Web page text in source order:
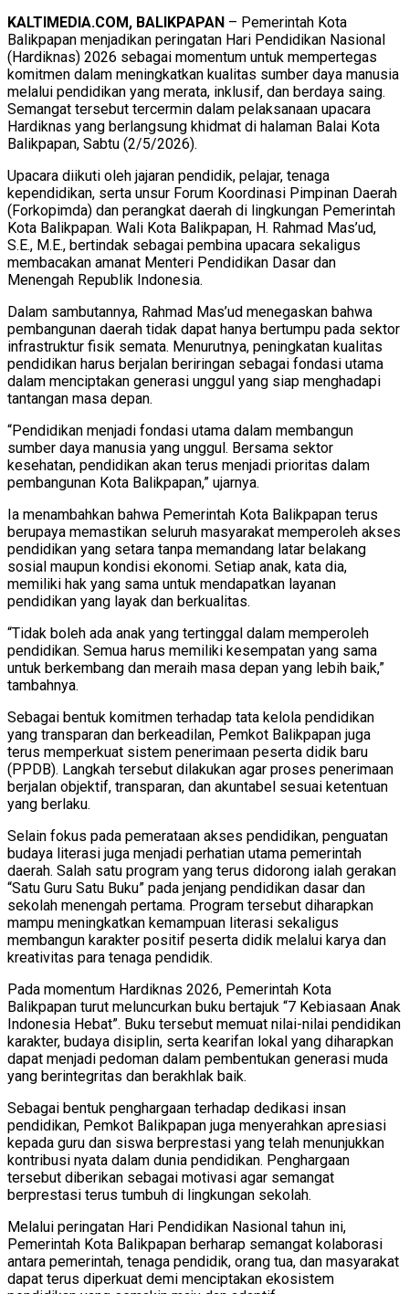
KALTIMEDIA.COM, BALIKPAPAN – Pemerintah Kota
Balikpapan menjadikan peringatan Hari Pendidikan Nasional
(Hardiknas) 2026 sebagai momentum untuk mempertegas
komitmen dalam meningkatkan kualitas sumber daya manusia
melalui pendidikan yang merata, inklusif, dan berdaya saing.
Semangat tersebut tercermin dalam pelaksanaan upacara
Hardiknas yang berlangsung khidmat di halaman Balai Kota
Balikpapan, Sabtu (2/5/2026).
Upacara diikuti oleh jajaran pendidik, pelajar, tenaga
kependidikan, serta unsur Forum Koordinasi Pimpinan Daerah
(Forkopimda) dan perangkat daerah di lingkungan Pemerintah
Kota Balikpapan. Wali Kota Balikpapan, H. Rahmad Mas’ud,
S.E., M.E., bertindak sebagai pembina upacara sekaligus
membacakan amanat Menteri Pendidikan Dasar dan
Menengah Republik Indonesia.
Dalam sambutannya, Rahmad Mas’ud menegaskan bahwa
pembangunan daerah tidak dapat hanya bertumpu pada sektor
infrastruktur fisik semata. Menurutnya, peningkatan kualitas
pendidikan harus berjalan beriringan sebagai fondasi utama
dalam menciptakan generasi unggul yang siap menghadapi
tantangan masa depan.
“Pendidikan menjadi fondasi utama dalam membangun
sumber daya manusia yang unggul. Bersama sektor
kesehatan, pendidikan akan terus menjadi prioritas dalam
pembangunan Kota Balikpapan,” ujarnya.
Ia menambahkan bahwa Pemerintah Kota Balikpapan terus
berupaya memastikan seluruh masyarakat memperoleh akses
pendidikan yang setara tanpa memandang latar belakang
sosial maupun kondisi ekonomi. Setiap anak, kata dia,
memiliki hak yang sama untuk mendapatkan layanan
pendidikan yang layak dan berkualitas.
“Tidak boleh ada anak yang tertinggal dalam memperoleh
pendidikan. Semua harus memiliki kesempatan yang sama
untuk berkembang dan meraih masa depan yang lebih baik,”
tambahnya.
Sebagai bentuk komitmen terhadap tata kelola pendidikan
yang transparan dan berkeadilan, Pemkot Balikpapan juga
terus memperkuat sistem penerimaan peserta didik baru
(PPDB). Langkah tersebut dilakukan agar proses penerimaan
berjalan objektif, transparan, dan akuntabel sesuai ketentuan
yang berlaku.
Selain fokus pada pemerataan akses pendidikan, penguatan
budaya literasi juga menjadi perhatian utama pemerintah
daerah. Salah satu program yang terus didorong ialah gerakan
“Satu Guru Satu Buku” pada jenjang pendidikan dasar dan
sekolah menengah pertama. Program tersebut diharapkan
mampu meningkatkan kemampuan literasi sekaligus
membangun karakter positif peserta didik melalui karya dan
kreativitas para tenaga pendidik.
Pada momentum Hardiknas 2026, Pemerintah Kota
Balikpapan turut meluncurkan buku bertajuk “7 Kebiasaan Anak
Indonesia Hebat”. Buku tersebut memuat nilai-nilai pendidikan
karakter, budaya disiplin, serta kearifan lokal yang diharapkan
dapat menjadi pedoman dalam pembentukan generasi muda
yang berintegritas dan berakhlak baik.
Sebagai bentuk penghargaan terhadap dedikasi insan
pendidikan, Pemkot Balikpapan juga menyerahkan apresiasi
kepada guru dan siswa berprestasi yang telah menunjukkan
kontribusi nyata dalam dunia pendidikan. Penghargaan
tersebut diberikan sebagai motivasi agar semangat
berprestasi terus tumbuh di lingkungan sekolah.
Melalui peringatan Hari Pendidikan Nasional tahun ini,
Pemerintah Kota Balikpapan berharap semangat kolaborasi
antara pemerintah, tenaga pendidik, orang tua, dan masyarakat
dapat terus diperkuat demi menciptakan ekosistem